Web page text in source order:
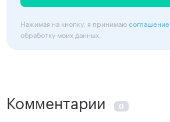
Нажимая на кнопку, я принимаюсоглашение
обработку моих данных.
Комментарии 0